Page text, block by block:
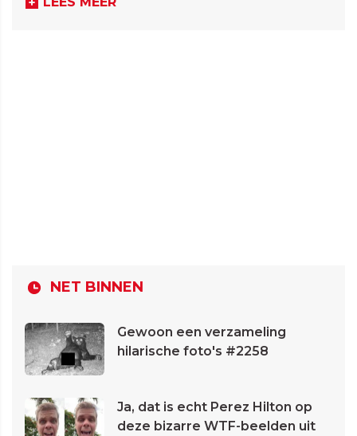
NET BINNEN
Gewoon een verzameling
hilarische foto's #2258
Ja, dat is echt Perez Hilton op
deze bizarre WTF-beelden uit